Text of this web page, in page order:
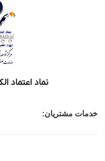
نماد اعتماد
خدمات مشتریان: